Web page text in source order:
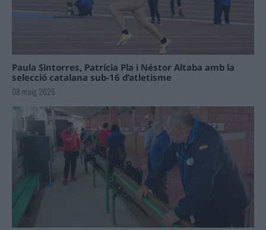
Paula Sintorres, Patrícia Pla i Néstor Altaba amb la
selecció catalana sub-16 d’atletisme
08 maig 2026